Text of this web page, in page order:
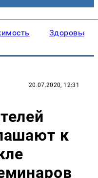
Здоровье
20.07.2020, 12:31
к